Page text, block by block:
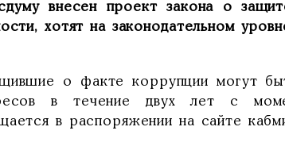
внесен проект закона о
хотят на законодательном
о факте коррупции могут
в течение двух лет с
в распоряжении на сайте